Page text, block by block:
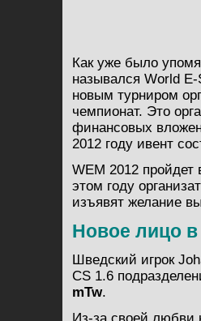
Как уже было
назывался World
новым турниром
чемпионат. Это
финансовых
2012 году ивент
WEM 2012
этом году
изъявят желание
Новое лицо в
Шведский игрок
CS 1.6
mTw.